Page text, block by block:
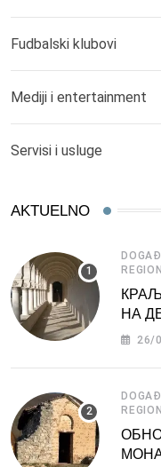
Fudbalski klubovi
Mediji i entertainment
Servisi i usluge
AKTUELNO
REGION
НА
26/
REGION